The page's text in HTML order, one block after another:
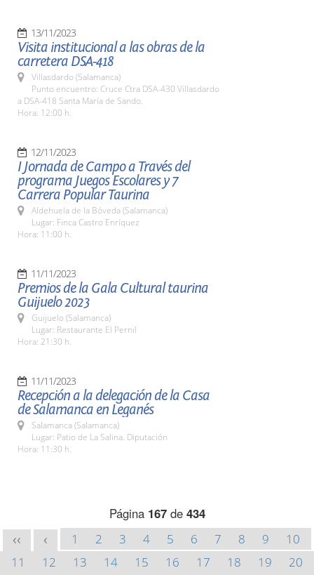
13/11/2023
Visita institucional a las obras de la
carretera DSA-418
Villasdardo (Salamanca)
Punto encuentro: Cruce Ctra DSA-430 Villasdardo
a DSA-418 Santa María de Sando.
Hora: 12:00 h.
12/11/2023
I Jornada de Campo a Través del
programa Juegos Escolares y 7
Carrera Popular Taurina
Aldehuela de la Bóveda (Salamanca)
Lugar: Finca Castro Enríquez
Hora: 11:00 h.
11/11/2023
Premios de la Gala Cultural taurina
Guijuelo 2023
Guijuelo (Salamanca)
Lugar: Restaurante El Pernil
Hora: 21:30 h.
11/11/2023
Recepción a la delegación de la Casa
de Salamanca en Leganés
Salamanca (Salamanca)
Lugar: Patio de La Salina. Diputación
Hora: 11:30 h.
Página 167de 434
<< < 1 2 3 4 5 6 7 8 9
10
11
12 13 14 15 16 17 18 19
20